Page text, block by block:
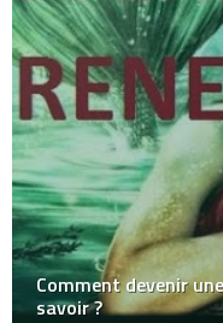
Comment devenir
savoir ?